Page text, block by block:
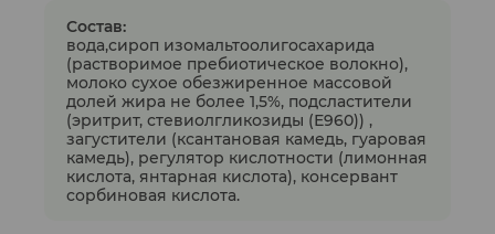
Состав:
вода,сироп изомальтоолигосахарида
(растворимое пребиотическое волокно),
молоко сухое обезжиренное массовой
долей жира не более 1,5%, подсластители
(эритрит, стевиолгликозиды (Е960)) ,
загустители (ксантановая камедь, гуаровая
камедь), регулятор кислотности (лимонная
кислота, янтарная кислота), консервант
сорбиновая кислота.